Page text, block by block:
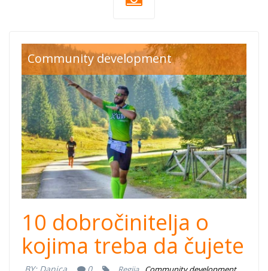
mahir cover.jpg
Community development
10 dobročinitelja o
kojima treba da čujete
BY: Danica 0